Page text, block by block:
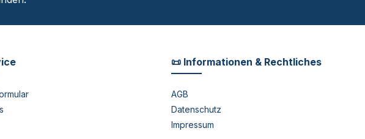
📜 Informationen & Rechtliches
AGB
Datenschutz
Impressum